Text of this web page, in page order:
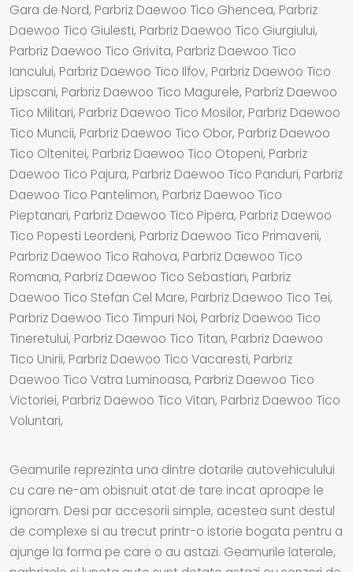
Gara de Nord, Parbriz Daewoo Tico Ghencea, Parbriz
Daewoo Tico Giulesti, Parbriz Daewoo Tico Giurgiului,
Parbriz Daewoo Tico Grivita, Parbriz Daewoo Tico
Iancului, Parbriz Daewoo Tico Ilfov, Parbriz Daewoo Tico
Lipscani, Parbriz Daewoo Tico Magurele, Parbriz Daewoo
Tico Militari, Parbriz Daewoo Tico Mosilor, Parbriz Daewoo
Tico Muncii, Parbriz Daewoo Tico Obor, Parbriz Daewoo
Tico Oltenitei, Parbriz Daewoo Tico Otopeni, Parbriz
Daewoo Tico Pajura, Parbriz Daewoo Tico Panduri, Parbriz
Daewoo Tico Pantelimon, Parbriz Daewoo Tico
Pieptanari, Parbriz Daewoo Tico Pipera, Parbriz Daewoo
Tico Popesti Leordeni, Parbriz Daewoo Tico Primaverii,
Parbriz Daewoo Tico Rahova, Parbriz Daewoo Tico
Romana, Parbriz Daewoo Tico Sebastian, Parbriz
Daewoo Tico Stefan Cel Mare, Parbriz Daewoo Tico Tei,
Parbriz Daewoo Tico Timpuri Noi, Parbriz Daewoo Tico
Tineretului, Parbriz Daewoo Tico Titan, Parbriz Daewoo
Tico Unirii, Parbriz Daewoo Tico Vacaresti, Parbriz
Daewoo Tico Vatra Luminoasa, Parbriz Daewoo Tico
Victoriei, Parbriz Daewoo Tico Vitan, Parbriz Daewoo Tico
Voluntari,
Geamurile reprezinta una dintre dotarile autovehiculului
cu care ne-am obisnuit atat de tare incat aproape le
ignoram. Desi par accesorii simple, acestea sunt destul
de complexe si au trecut printr-o istorie bogata pentru a
ajunge la forma pe care o au astazi. Geamurile laterale,